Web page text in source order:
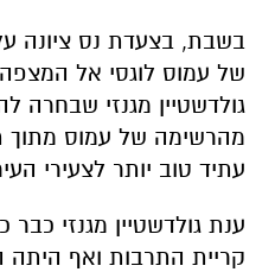
בשבת, בצעדת נס ציונה
של עמוס לוגסי אל
גולדשטיין מגנזי שבחרה
מהרשימה של עמוס מתוך
עתיד טוב יותר לצעירי
ענת גולדשטיין מגנזי כבר
קריית התרבות ואף היתה